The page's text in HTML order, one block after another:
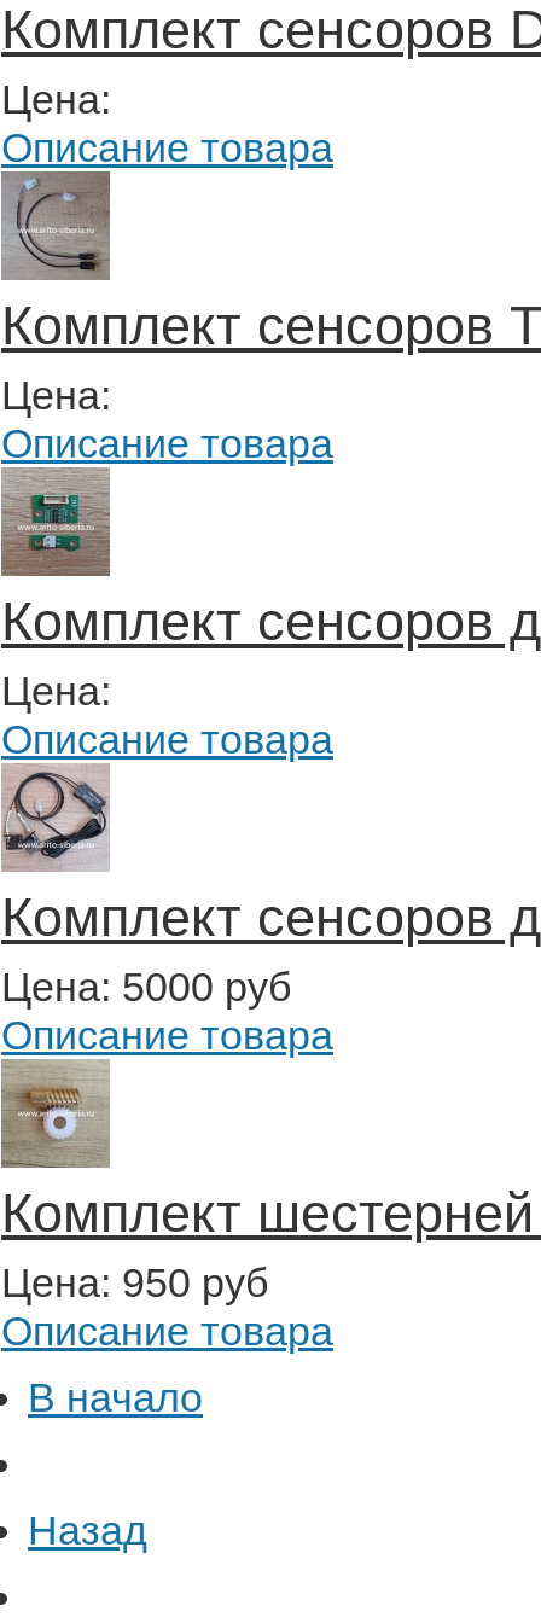
Комплект сенсоров
Цена:
Описание товара
Комплект сенсоров
Цена:
Описание товара
Комплект сенсоров
Цена:
Описание товара
Комплект сенсоров
Цена: 5000 руб
Описание товара
Комплект
Цена: 950 руб
Описание товара
В начало
Назад